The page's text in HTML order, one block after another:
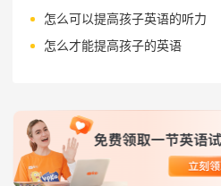
怎么可以提高孩子英语的听力
怎么才能提高孩子的英语